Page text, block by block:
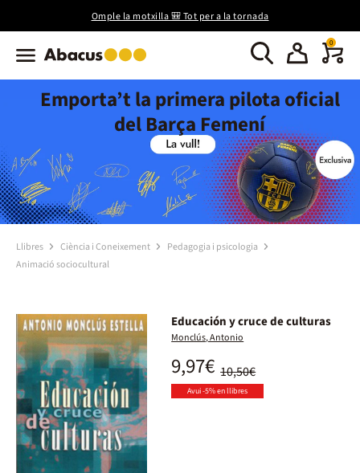
Omple la motxilla 🎒 Tot per a la tornada
0
Emporta’t la primera pilota oficial
del Barça Femení
Llibres Ciència i Coneixement
Pedagogia i psicologia
Animació sociocultural
Educación y cruce de culturas
Monclús, Antonio
10,50€
9,97€
Avui -5% en llibres